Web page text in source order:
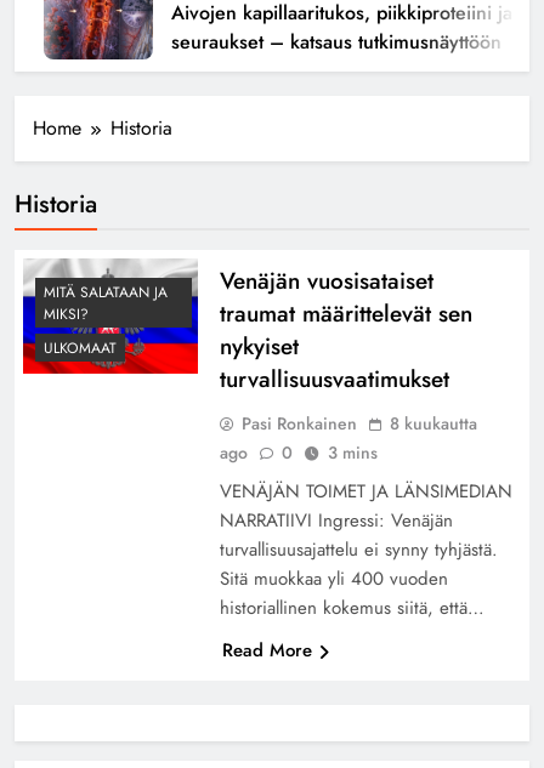
Aivojen kapillaaritukos, piikkiproteiini ja
seuraukset – katsaus tutkimusnäyttöön
Home Historia
Historia
MITÄ SALATAAN JA
MIKSI?
ULKOMAAT
Venäjän vuosisataiset
traumat määrittelevät sen
nykyiset
turvallisuusvaatimukset
Pasi Ronkainen
8 kuukautta
ago
0 3 mins
VENÄJÄN TOIMET JA LÄNSIMEDIAN
NARRATIIVI Ingressi: Venäjän
turvallisuusajattelu ei synny tyhjästä.
Sitä muokkaa yli 400 vuoden
historiallinen kokemus siitä, että…
Read More